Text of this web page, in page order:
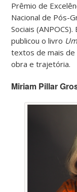
Prêmio de
Nacional de Pós-
Sociais
publicou o livro
textos de mais de
obra e trajetória.
Miriam Pillar